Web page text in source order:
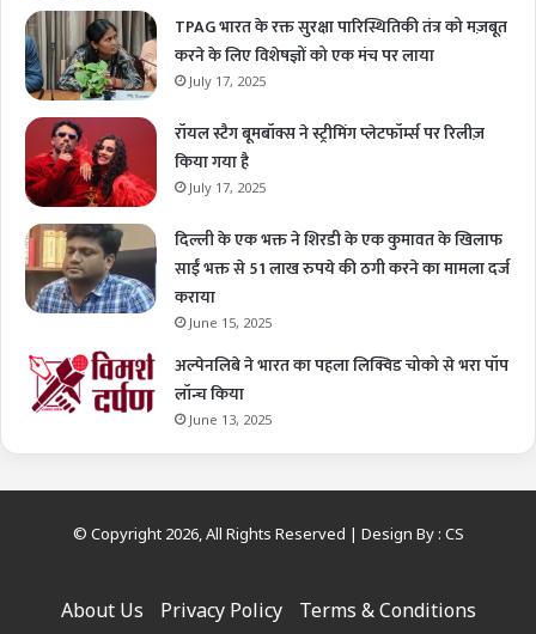
TPAG भारत के रक्त सुरक्षा पारिस्थितिकी तंत्र को मज़बूत
करने के लिए विशेषज्ञों को एक मंच पर लाया
July 17, 2025
रॉयल स्टैग बूमबॉक्स ने स्ट्रीमिंग प्लेटफॉर्म्स पर रिलीज़
किया गया है
July 17, 2025
दिल्ली के एक भक्त ने शिरडी के एक कुमावत के खिलाफ
साईं भक्त से 51 लाख रुपये की ठगी करने का मामला दर्ज
कराया
June 15, 2025
अल्पेनलिबे ने भारत का पहला लिक्विड चोको से भरा पॉप
लॉन्च किया
June 13, 2025
© Copyright 2026, All Rights Reserved | Design By : CS
About Us Privacy Policy Terms & Conditions